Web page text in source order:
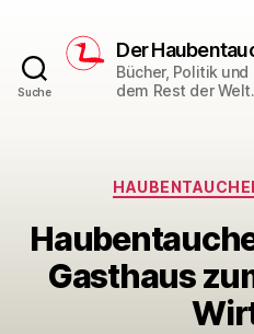
Suche
Der
Bücher, Politik
dem Rest der Welt.
Gasthaus